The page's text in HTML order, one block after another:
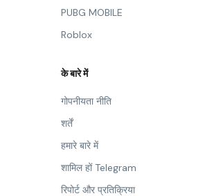
PUBG MOBILE
Roblox
के बारे में
गोपनीयता नीति
शर्तें
हमारे बारे में
शामिल हों Telegram
रिपोर्ट और प्रतिक्रिया